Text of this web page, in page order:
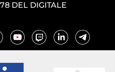
DEL DIGITALE